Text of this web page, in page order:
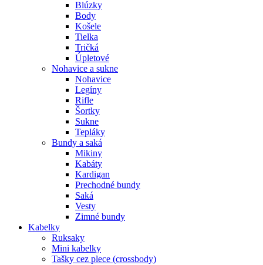
Blúzky
Body
Košele
Tielka
Tričká
Úpletové
Nohavice a sukne
Nohavice
Legíny
Rifle
Šortky
Sukne
Tepláky
Bundy a saká
Mikiny
Kabáty
Kardigan
Prechodné bundy
Saká
Vesty
Zimné bundy
Kabelky
Ruksaky
Mini kabelky
Tašky cez plece (crossbody)